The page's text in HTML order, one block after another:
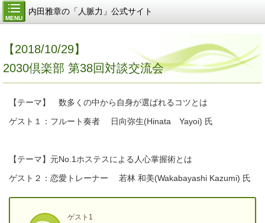
MENU
内田雅章の「人脈力」公式サイト
【2018/10/29】
2030倶楽部 第38回対談交流会
【テーマ】 数多くの中から自身が選ばれるコツとは
ゲスト１：フルート奏者 日向弥生(Hinata Yayoi) 氏
【テーマ】 元No.1ホステスによる人心掌握術とは
ゲスト２：恋愛トレーナー 若林 和美(Wakabayashi Kazumi) 氏
ゲスト1